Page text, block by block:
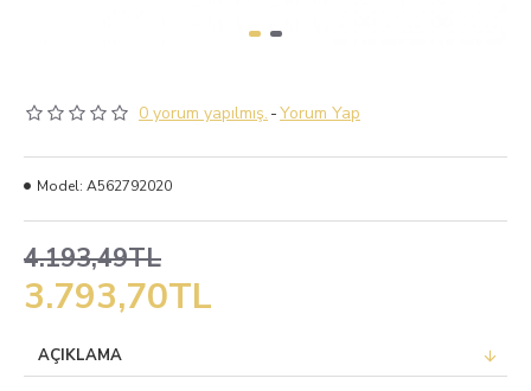
0 yorum yapılmış. -Yorum Yap
3.793,70TL
4.193,49TL
Model: A562792020
AÇIKLAMA